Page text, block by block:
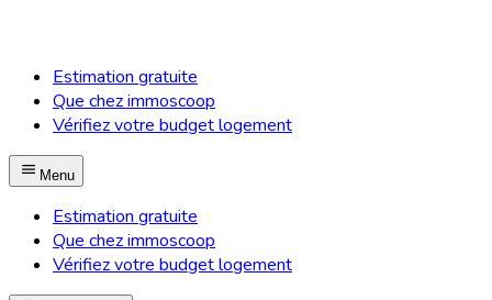
Estimation gratuite
Que chez immoscoop
Vérifiez votre budget logement
Menu
Estimation gratuite
Que chez immoscoop
Vérifiez votre budget logement